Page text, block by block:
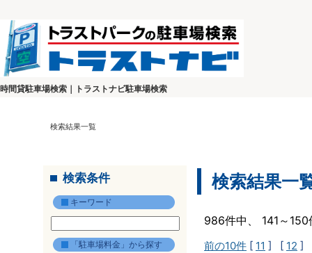
時間貸駐車場検索｜トラストナビ駐車場検索
検索結果一覧
検索条件
キーワード
「駐車場料金」から探す
検索結果一
986件中、 141～
前の10件 [ 11 ] [ 12 ]